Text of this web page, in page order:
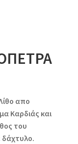
απο
Καρδιάς και
του
δάχτυλο.